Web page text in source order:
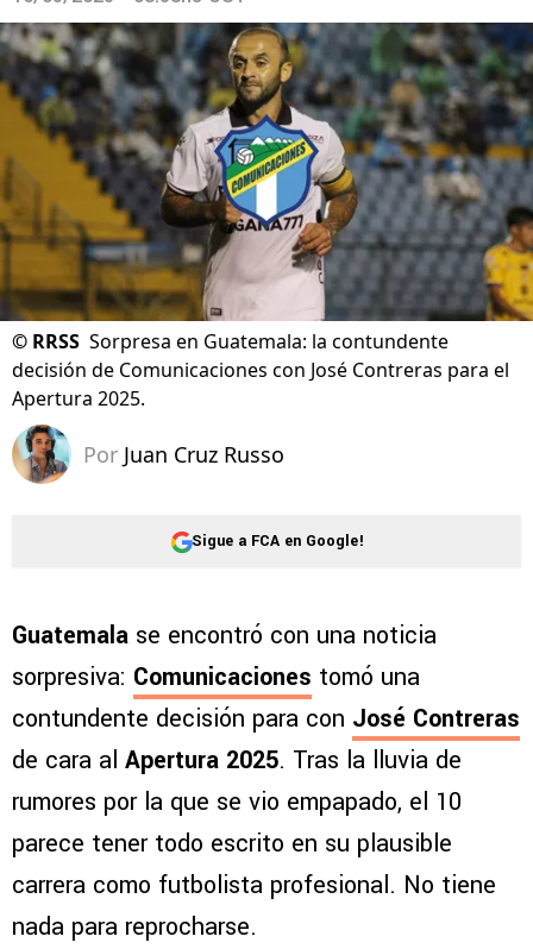
© RRSS Sorpresa en Guatemala: la contundente
decisión de Comunicaciones con José Contreras para el
Apertura 2025.
Por Juan Cruz Russo
Sigue a FCA en Google!
Guatemala se encontró con una noticia
sorpresiva: Comunicaciones tomó una
contundente decisión para con José Contreras
de cara al Apertura 2025. Tras la lluvia de
rumores por la que se vio empapado, el 10
parece tener todo escrito en su plausible
carrera como futbolista profesional. No tiene
nada para reprocharse.